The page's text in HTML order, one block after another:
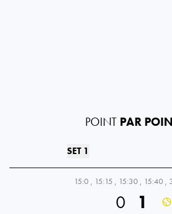
POINT PAR
SET 1
15:0 , 15:15 , 15:30 , 15:40 ,
0 1